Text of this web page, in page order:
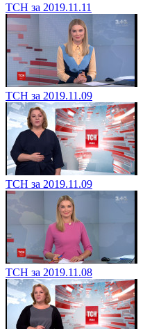
ТСН за 2019.11.11
ТСН за 2019.11.09
ТСН за 2019.11.09
ТСН за 2019.11.08